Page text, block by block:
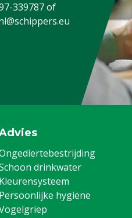
339787of
drinkwater
Kleurensysteem
Persoonlijke hygiëne